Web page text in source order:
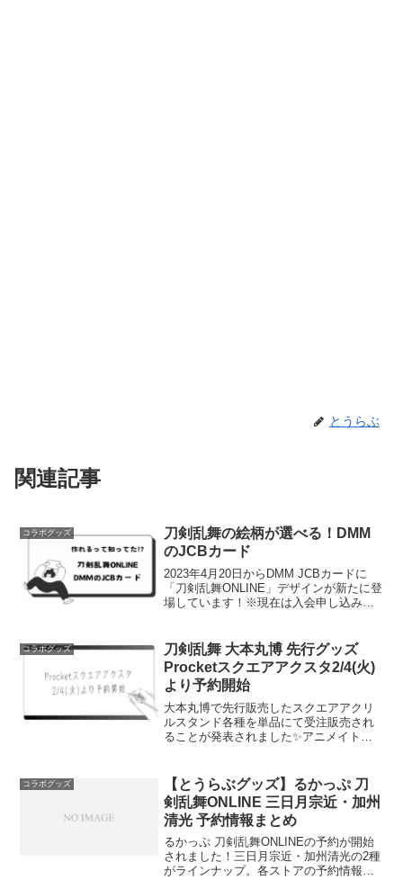
とうらぶ
関連記事
コラボグッズ
刀剣乱舞の絵柄が選べる！DMM
のJCBカード
2023年4月20日からDMM JCBカードに
「刀剣乱舞ONLINE」デザインが新たに登
場しています！※現在は入会申し込みの
泉守兼定 堀川国広 山姥切国広 参騎...
コラボグッズ
刀剣乱舞 大本丸博 先行グッズ
Procketスクエアアクスタ2/4(火)
より予約開始
大本丸博で先行販売したスクエアアクリ
ルスタンド各種を単品にて受注販売され
ることが発表されました✨アニメイト通
で。お届け予定は4月頃より順...
コラボグッズ
【とうらぶグッズ】るかっぷ 刀
剣乱舞ONLINE 三日月宗近・加州
清光 予約情報まとめ
るかっぷ 刀剣乱舞ONLINEの予約が開始
されました！三日月宗近・加州清光の2種
がラインナップ。各ストアの予約情報を